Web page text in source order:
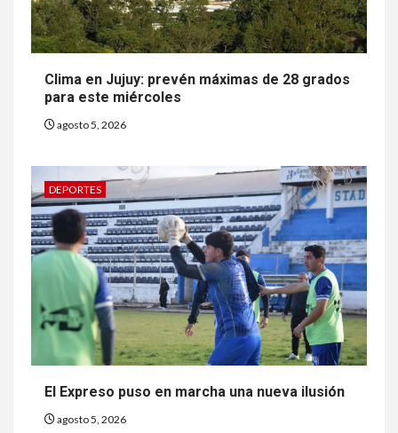
Clima en Jujuy: prevén máximas de 28 grados
para este miércoles
agosto 5, 2026
DEPORTES
El Expreso puso en marcha una nueva ilusión
agosto 5, 2026